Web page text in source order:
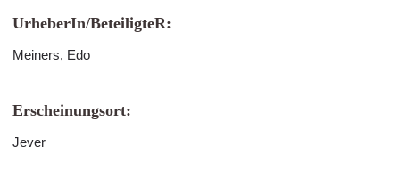
UrheberIn/BeteiligteR:
Meiners, Edo
Erscheinungsort:
Jever